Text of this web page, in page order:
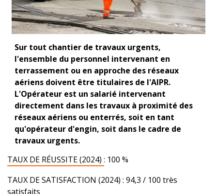
Sur tout chantier de travaux urgents,
l'ensemble du personnel intervenant en
terrassement ou en approche des réseaux
aériens doivent être titulaires de l'AIPR.
L'Opérateur est un salarié intervenant
directement dans les travaux à proximité des
réseaux aériens ou enterrés, soit en tant
qu'opérateur d'engin, soit dans le cadre de
travaux urgents.
TAUX DE RÉUSSITE (2024) : 100 %
TAUX DE SATISFACTION (2024) : 94,3 / 100 très
satisfaits